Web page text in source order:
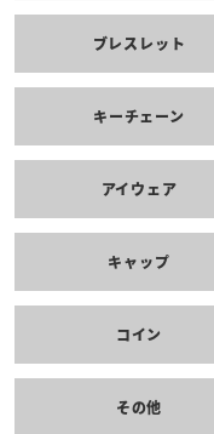
ブレスレット
キーチェーン
アイウェア
キャップ
コイン
その他